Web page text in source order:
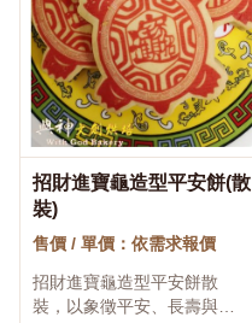
♡
招財進寶龜造型平安餅(散
裝)
售價 / 單價：依需求報價
招財進寶龜造型平安餅散
裝，以象徵平安、長壽與吉